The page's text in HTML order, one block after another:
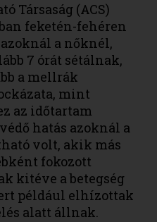
Társaság (ACS)
feketén-fehéren
a nőknél,
7 órát sétálnak,
a mellrák
mint
az időtartam
hatás azoknál a
volt, akik más
fokozott
kitéve a betegség
például elhízottak
alatt állnak.